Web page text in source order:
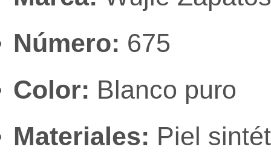
Número: 675
Color: Blanco puro
Materiales: Piel